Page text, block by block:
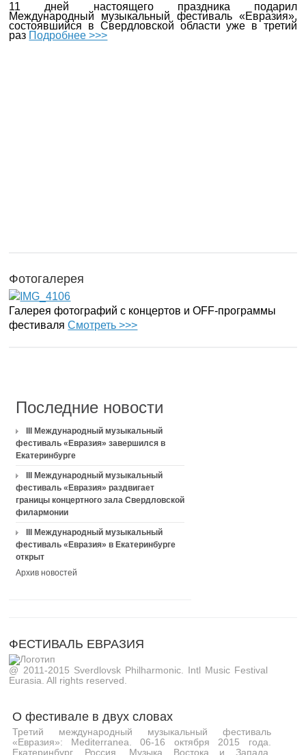
11 дней настоящего праздника подарил
Международный музыкальный фестиваль «Евразия»,
состоявшийся в Свердловской области уже в третий
раз Подробнее >>>
Фотогалерея
Галерея фотографий с концертов и OFF-программы
фестиваляСмотреть >>>
Последние новости
III Международный музыкальный
фестиваль «Евразия» завершился в
Екатеринбурге
III Международный музыкальный
фестиваль «Евразия» раздвигает
границы концертного зала Свердловской
филармонии
III Международный музыкальный
фестиваль «Евразия» в Екатеринбурге
открыт
Архив новостей
ФЕСТИВАЛЬ ЕВРАЗИЯ
@ 2011-2015 Sverdlovsk Philharmonic. Intl Music Festival
Eurasia. All rights reserved.
О фестивале в двух словах
Третий международный музыкальный фестиваль
«Евразия»: Mediterranea. 06-16 октября 2015 года.
Екатеринбург, Россия. Музыка Востока и Запада,